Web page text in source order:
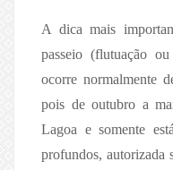
A dica mais
passeio (flutuação
ocorre normalmente
pois de outubro a
Lagoa e somente
profundos, autorizada